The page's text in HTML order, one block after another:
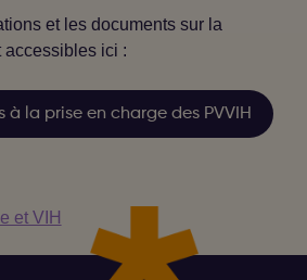
et les documents sur la
accessibles ici :
à la prise en charge des PVVIH
et VIH